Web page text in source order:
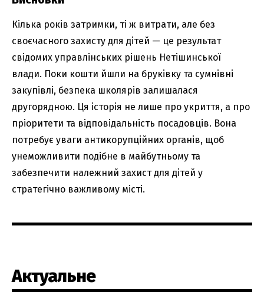
Кілька років затримки, ті ж витрати, але без
своєчасного захисту для дітей — це результат
свідомих управлінських рішень Нетішинської
влади. Поки кошти йшли на бруківку та сумнівні
закупівлі, безпека школярів залишалася
другорядною. Ця історія не лише про укриття, а про
пріоритети та відповідальність посадовців. Вона
потребує уваги антикорупційних органів, щоб
унеможливити подібне в майбутньому та
забезпечити належний захист для дітей у
стратегічно важливому місті.
Актуальне